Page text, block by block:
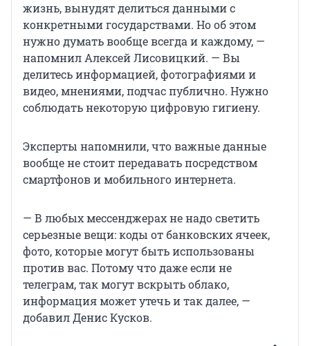
жизнь, вынудят делиться данными с
конкретными государствами. Но об этом
нужно думать вообще всегда и каждому, —
напомнил Алексей Лисовицкий. — Вы
делитесь информацией, фотографиями и
видео, мнениями, подчас публично. Нужно
соблюдать некоторую цифровую гигиену.
Эксперты напомнили, что важные данные
вообще не стоит передавать посредством
смартфонов и мобильного интернета.
— В любых мессенджерах не надо светить
серьезные вещи: коды от банковских ячеек,
фото, которые могут быть использованы
против вас. Потому что даже если не
телеграм, так могут вскрыть облако,
информация может утечь и так далее, —
добавил Денис Кусков.